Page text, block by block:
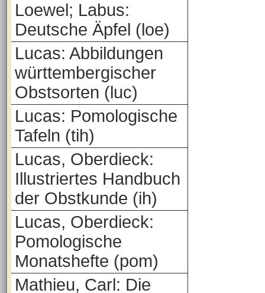
Loewel; Labus:
Deutsche Äpfel (loe)
Lucas: Abbildungen
württembergischer
Obstsorten (luc)
Lucas: Pomologische
Tafeln (tih)
Lucas, Oberdieck:
Illustriertes Handbuch
der Obstkunde (ih)
Lucas, Oberdieck:
Pomologische
Monatshefte (pom)
Mathieu, Carl: Die